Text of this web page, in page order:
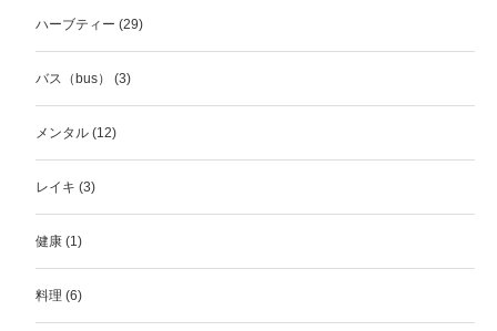
ハーブティー (29)
バス（bus） (3)
メンタル (12)
レイキ (3)
健康 (1)
料理 (6)